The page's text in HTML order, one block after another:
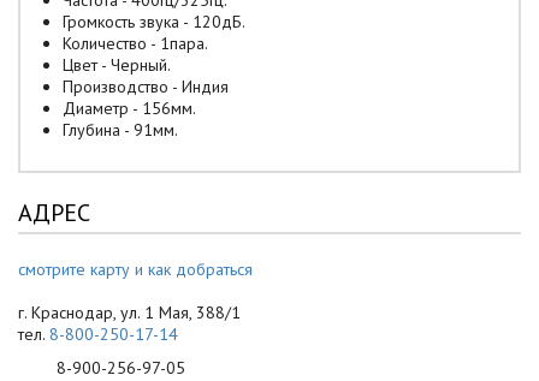
Громкость звука - 120дБ.
Количество - 1пара.
Цвет - Черный.
Производство - Индия
Диаметр - 156мм.
Глубина - 91мм.
АДРЕС
смотрите карту и как добраться
г. Краснодар, ул. 1 Мая, 388/1
тел. 8-800-250-17-14
8-900-256-97-05